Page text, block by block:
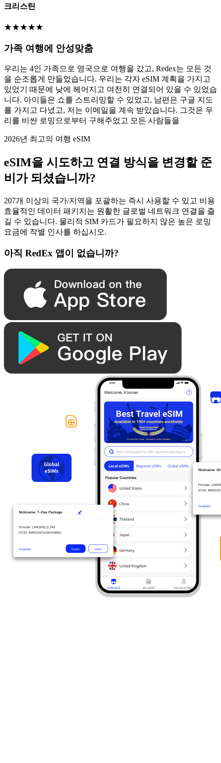
크리스틴
★★★★★
가족 여행에 안성맞춤
우리는 4인 가족으로 영국으로 여행을 갔고, Redex는 모든 것
을 순조롭게 만들었습니다. 우리는 각자 eSIM 계획을 가지고
있었기 때문에 낮에 헤어지고 여전히 연결되어 있을 수 있었습
니다. 아이들은 쇼를 스트리밍할 수 있었고, 남편은 구글 지도
를 가지고 다녔고, 저는 이메일을 계속 받았습니다. 그것은 우
리를 비싼 로밍으로부터 구해주었고 모든 사람들을
2026년 최고의 여행 eSIM
eSIM을 시도하고 연결 방식을 변경할 준
비가 되셨습니까?
207개 이상의 국가/지역을 포괄하는 즉시 사용할 수 있고 비용
효율적인 데이터 패키지는 원활한 글로벌 네트워크 연결을 즐
길 수 있습니다. 물리적 SIM 카드가 필요하지 않은 높은 로밍
요금에 작별 인사를 하십시오.
아직 RedEx 앱이 없습니까?